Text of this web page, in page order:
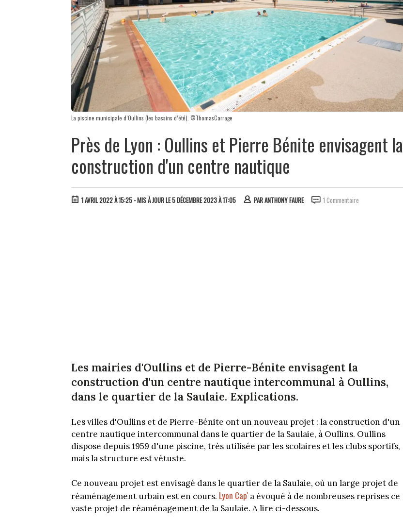
La piscine municipale d’Oullins (les bassins d’été). ©ThomasCarrage
Près de Lyon : Oullins et Pierre Bénite envisagent la
construction d'un centre nautique
1 AVRIL 2022 À 15:25 - MIS À JOUR LE 5 DÉCEMBRE 2023 À 17:05 PARANTHONY FAURE 1 Commentaire
Les mairies d'Oullins et de Pierre-Bénite envisagent la
construction d'un centre nautique intercommunal à Oullins,
dans le quartier de la Saulaie. Explications.
Les villes d'Oullins et de Pierre-Bénite ont un nouveau projet : la construction d'un
centre nautique intercommunal dans le quartier de la Saulaie, à Oullins. Oullins
dispose depuis 1959 d'une piscine, très utilisée par les scolaires et les clubs sportifs,
mais la structure est vétuste.
Ce nouveau projet est envisagé dans le quartier de la Saulaie, où un large projet de
réaménagement urbain est en cours. Lyon Cap' a évoqué à de nombreuses reprises ce
vaste projet de réaménagement de la Saulaie. A lire ci-dessous.